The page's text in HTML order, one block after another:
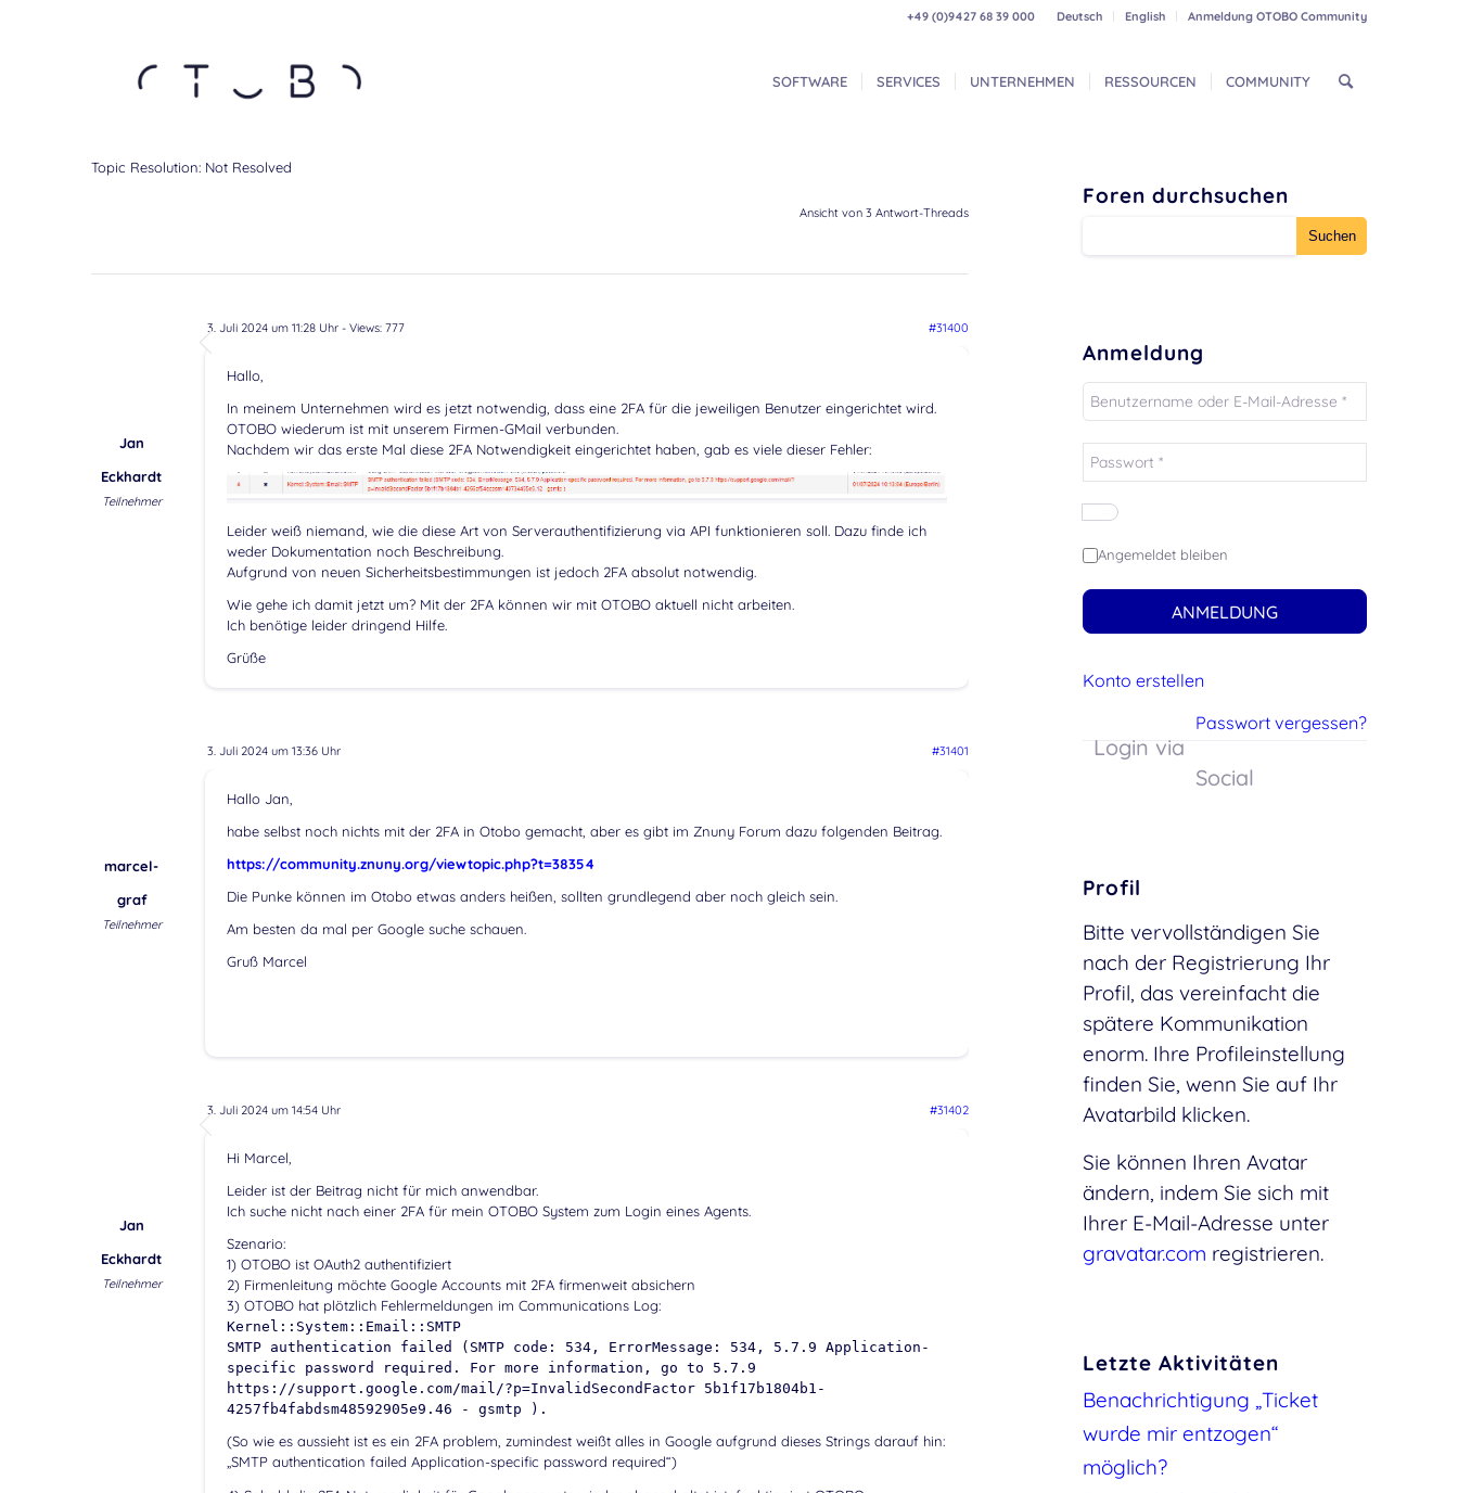
Deutsch English Anmeldung OTOBO Community
+49 (0)9427 68 39 000
SOFTWARE SERVICES UNTERNEHMEN RESSOURCEN COMMUNITY
Topic Resolution: Not Resolved
Ansicht von 3 Antwort-Threads
3. Juli 2024 um 11:28 Uhr- Views: 777 #31400
Jan
Eckhardt
Teilnehmer
Hallo,
In meinem Unternehmen wird es jetzt notwendig, dass eine 2FA für die jeweiligen Benutzer eingerichtet wird.
OTOBO wiederum ist mit unserem Firmen-GMail verbunden.
Nachdem wir das erste Mal diese 2FA Notwendigkeit eingerichtet haben, gab es viele dieser Fehler:
Leider weiß niemand, wie die diese Art von Serverauthentifizierung via API funktionieren soll. Dazu finde ich
weder Dokumentation noch Beschreibung.
Aufgrund von neuen Sicherheitsbestimmungen ist jedoch 2FA absolut notwendig.
Wie gehe ich damit jetzt um? Mit der 2FA können wir mit OTOBO aktuell nicht arbeiten.
Ich benötige leider dringend Hilfe.
Grüße
3. Juli 2024 um 13:36 Uhr #31401
marcel-
graf
Teilnehmer
Hallo Jan,
habe selbst noch nichts mit der 2FA in Otobo gemacht, aber es gibt im Znuny Forum dazu folgenden Beitrag.
https://community.znuny.org/viewtopic.php?t=38354
Die Punke können im Otobo etwas anders heißen, sollten grundlegend aber noch gleich sein.
Am besten da mal per Google suche schauen.
Gruß Marcel
3. Juli 2024 um 14:54 Uhr #31402
Jan
Eckhardt
Teilnehmer
Hi Marcel,
Leider ist der Beitrag nicht für mich anwendbar.
Ich suche nicht nach einer 2FA für mein OTOBO System zum Login eines Agents.
Szenario:
1) OTOBO ist OAuth2 authentifiziert
2) Firmenleitung möchte Google Accounts mit 2FA firmenweit absichern
3) OTOBO hat plötzlich Fehlermeldungen im Communications Log:
Kernel::System::Email::SMTP
SMTP authentication failed (SMTP code: 534, ErrorMessage: 534, 5.7.9 Application-
specific password required. For more information, go to 5.7.9
https://support.google.com/mail/?p=InvalidSecondFactor 5b1f17b1804b1-
4257fb4fabdsm48592905e9.46 - gsmtp ).
(So wie es aussieht ist es ein 2FA problem, zumindest weißt alles in Google aufgrund dieses Strings darauf hin:
„SMTP authentication failed Application-specific password required“)
Foren durchsuchen
Anmeldung
Angemeldet bleiben
ANMELDUNG
Konto erstellen
Passwort vergessen?
Login via
Social
Profil
Bitte vervollständigen Sie
nach der Registrierung Ihr
Profil, das vereinfacht die
spätere Kommunikation
enorm. Ihre Profileinstellung
finden Sie, wenn Sie auf Ihr
Avatarbild klicken.
Sie können Ihren Avatar
ändern, indem Sie sich mit
Ihrer E-Mail-Adresse unter
gravatar.com registrieren.
Letzte Aktivitäten
Benachrichtigung „Ticket
wurde mir entzogen“
möglich?